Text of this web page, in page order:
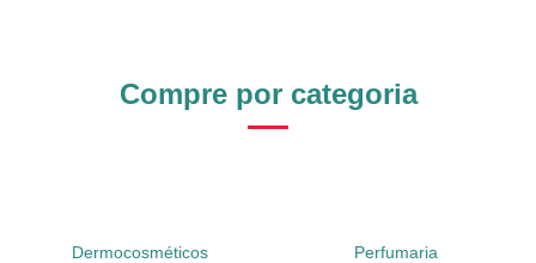
Compre por categoria
Dermocosméticos Perfumaria